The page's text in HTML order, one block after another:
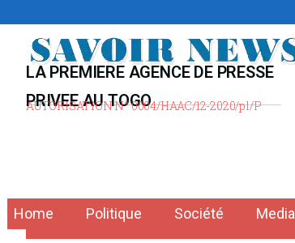
contenu
LA PREMIERE AGENCE DE PRESSE
PRIVEE AU TOGO
AUTORISATION N° 0004/HAAC/12-2020/pl/P
Home Politique Société Media